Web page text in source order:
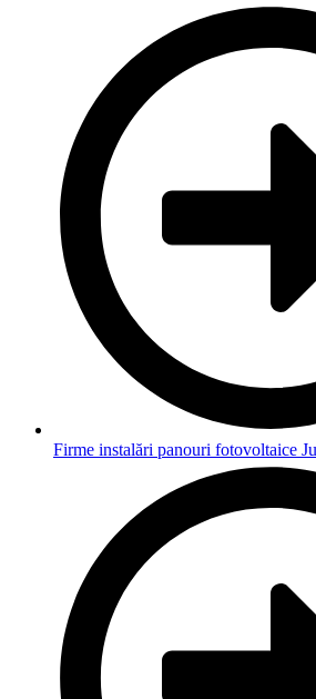
Firme instalări panouri fotovoltaice